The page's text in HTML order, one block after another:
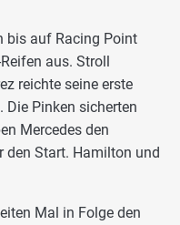
bis auf Racing Point
aus. Stroll
reichte seine erste
Die Pinken sicherten
Mercedes den
den Start. Hamilton und
Mal in Folge den